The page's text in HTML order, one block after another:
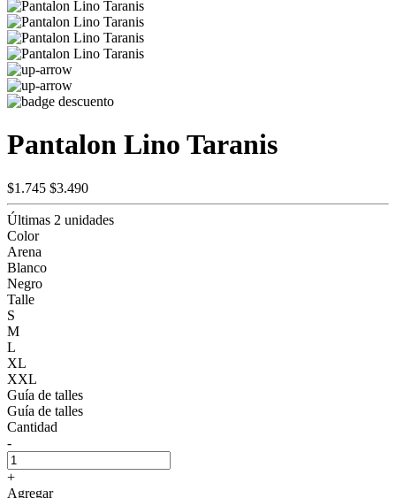
Pantalon Lino Taranis
$1.745 $3.490
Últimas 2 unidades
Color
Arena
Blanco
Negro
Talle
S
M
L
XL
XXL
Guía de talles
Guía de talles
Cantidad
-
+
Agregar